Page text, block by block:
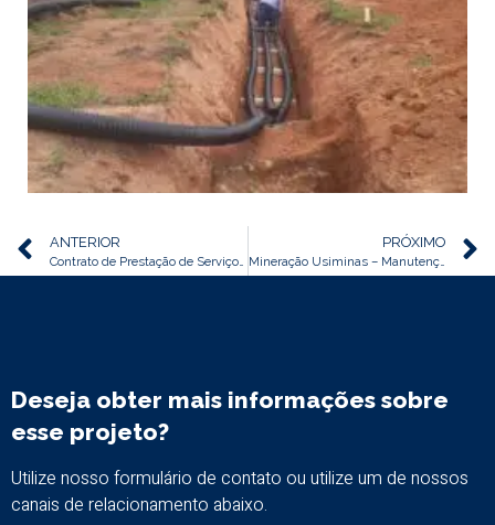
ANTERIOR
Contrato de Prestação de Serviço de Construção Civil
PRÓXIMO
Mineração Usiminas – Manutenção Civil em área Industrial
Deseja obter mais informações sobre
esse projeto?
Utilize nosso formulário de contato ou utilize um de nossos
canais de relacionamento abaixo.